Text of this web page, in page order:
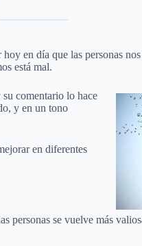
en día que las personas
está mal.
comentario lo hace
y en un tono
en diferentes
se vuelve más